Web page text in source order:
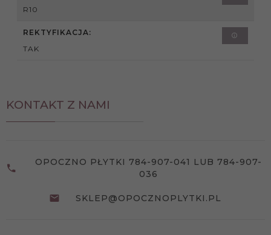
R10
REKTYFIKACJA:
TAK
KONTAKT Z NAMI
OPOCZNO PŁYTKI 784-907-041 LUB 784-907-
036
SKLEP@OPOCZNOPLYTKI.PL